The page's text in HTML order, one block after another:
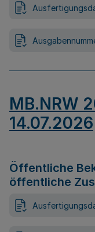
MB.NRW
14.07.2026
Öffentliche
öffentliche